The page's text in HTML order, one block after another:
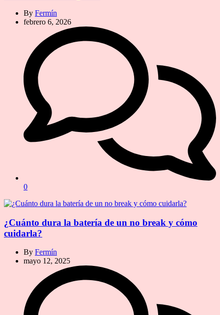
By Fermín
febrero 6, 2026
0
¿Cuánto dura la batería de un no break y cómo
cuidarla?
By Fermín
mayo 12, 2025